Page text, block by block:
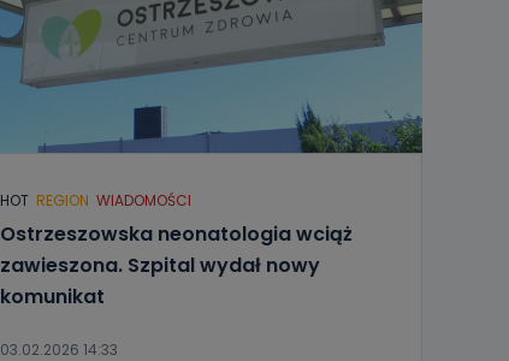
HOT REGION WIADOMOŚCI
Ostrzeszowska neonatologia wciąż
zawieszona. Szpital wydał nowy
komunikat
03.02.2026 14:33